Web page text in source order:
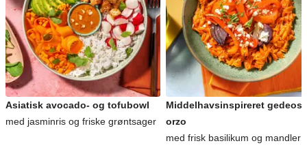
Asiatisk avocado- og tofubowl
med jasminris og friske grøntsager
Middelhavsinspireret
orzo
med frisk basilikum og mandler